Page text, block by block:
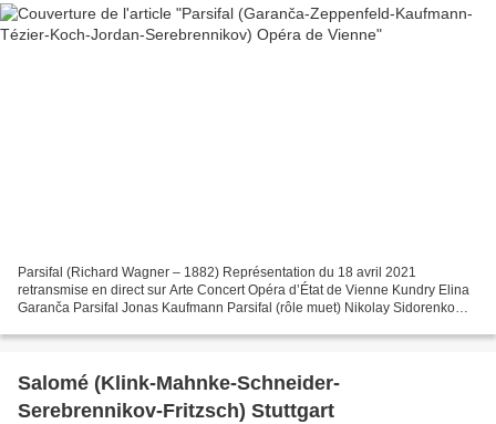
Parsifal (Richard Wagner – 1882) Représentation du 18 avril 2021
retransmise en direct sur Arte Concert Opéra d’État de Vienne Kundry Elina
Garanča Parsifal Jonas Kaufmann Parsifal (rôle muet) Nikolay Sidorenko
Salomé (Klink-Mahnke-Schneider-
Serebrennikov-Fritzsch) Stuttgart